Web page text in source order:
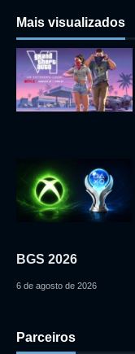
Mais visualizados
BGS 2026
6 de agosto de 2026
Parceiros